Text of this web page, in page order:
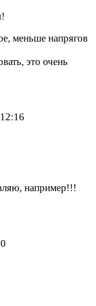
меньше напрягов
это очень
например!!!